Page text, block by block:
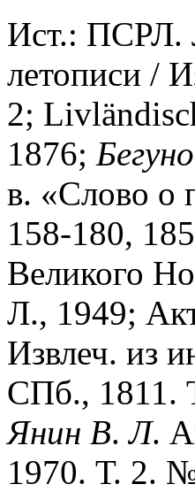
Ист.: ПСРЛ.
летописи /
2;
1876;
в. «Слово о
158-180,
Великого
Л., 1949;
Извлеч. из
СПб., 1811.
Янин В.Л.
1970. Т. 2.